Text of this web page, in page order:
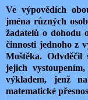
Ve výpovědích
jména různých
žadatelů o dohodu
činnosti jednoho z
Moštěka.
jejich
výkladem, jenž
matematické